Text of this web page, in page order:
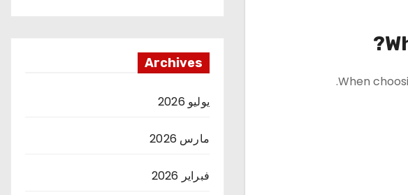
When
Archives
يوليو 2026
مارس 2026
فبراير 2026